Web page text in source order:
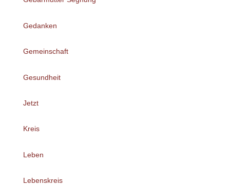
Gedanken
Gemeinschaft
Gesundheit
Jetzt
Kreis
Leben
Lebenskreis